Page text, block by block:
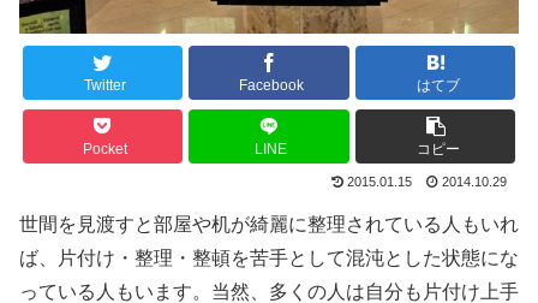
Twitter Facebook はてブ
Pocket LINE コピー
2015.01.15 2014.10.29
世間を見渡すと部屋や机が綺麗に整理されている人もいれ
ば、片付け・整理・整頓を苦手として混沌とした状態にな
っている人もいます。当然、多くの人は自分も片付け上手